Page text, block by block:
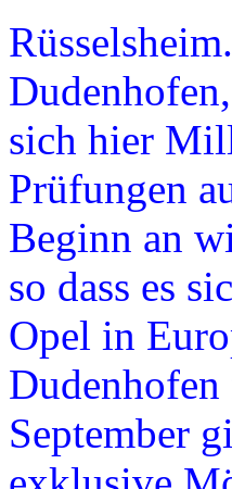
sich hier
Prüfungen
Beginn an
so dass es
Opel in
September